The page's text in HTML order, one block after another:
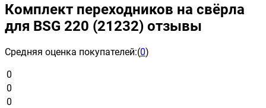
Комплект переходников на свёрла
для BSG 220 (21232) отзывы
Средняя оценка покупателей:(0)
0
0
0